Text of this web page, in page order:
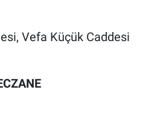
Vefa Küçük Caddesi